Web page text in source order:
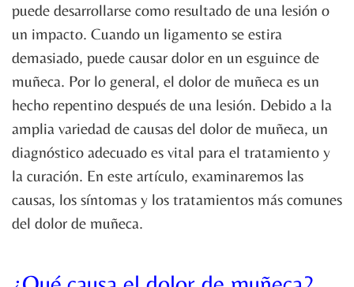
puede desarrollarse como resultado de una lesión o
un impacto. Cuando un ligamento se estira
demasiado, puede causar dolor en un esguince de
muñeca. Por lo general, el dolor de muñeca es un
hecho repentino después de una lesión. Debido a la
amplia variedad de causas del dolor de muñeca, un
diagnóstico adecuado es vital para el tratamiento y
la curación. En este artículo, examinaremos las
causas, los síntomas y los tratamientos más comunes
del dolor de muñeca.